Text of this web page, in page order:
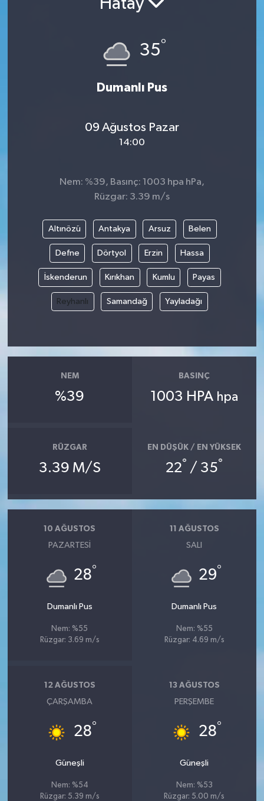
Hatay
35°
Dumanlı Pus
09 Ağustos Pazar
14:00
Nem: %39, Basınç: 1003 hpa hPa,
Rüzgar: 3.39 m/s
Altınözü Antakya Arsuz Belen
Defne Dörtyol Erzin Hassa
İskenderun Kırıkhan Kumlu Payas
Reyhanlı Samandağ Yayladağı
NEM
%39
BASINÇ
1003 HPA hpa
RÜZGAR
3.39 M/S
EN DÜŞÜK / EN YÜKSEK
22° / 35°
10 AĞUSTOS
PAZARTESI
28°
Dumanlı Pus
Nem: %55
Rüzgar: 3.69 m/s
11 AĞUSTOS
SALI
29°
Dumanlı Pus
Nem: %55
Rüzgar: 4.69 m/s
12 AĞUSTOS
ÇARŞAMBA
28°
Güneşli
Nem: %54
Rüzgar: 5.39 m/s
13 AĞUSTOS
PERŞEMBE
28°
Güneşli
Nem: %53
Rüzgar: 5.00 m/s